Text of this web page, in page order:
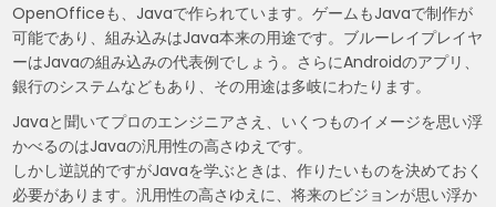
OpenOfficeも、Javaで作られています。ゲームもJavaで制作が
可能であり、組み込みはJava本来の用途です。ブルーレイプレイヤ
ーはJavaの組み込みの代表例でしょう。さらにAndroidのアプリ、
銀行のシステムなどもあり、その用途は多岐にわたります。
Javaと聞いてプロのエンジニアさえ、いくつものイメージを思い浮
かべるのはJavaの汎用性の高さゆえです。
しかし逆説的ですがJavaを学ぶときは、作りたいものを決めておく
必要があります。汎用性の高さゆえに、将来のビジョンが思い浮か